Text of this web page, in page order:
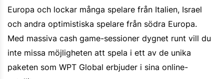
Europa och lockar många spelare från Italien, Israel
och andra optimistiska spelare från södra Europa.
Med massiva cash game-sessioner dygnet runt vill du
inte missa möjligheten att spela i ett av de unika
paketen som WPT Global erbjuder i sina online-